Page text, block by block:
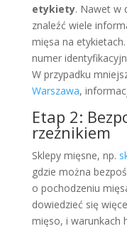
etykiety. Nawet w
znaleźć wiele
mięsa na
numer
W przypadku
Warszawa,
Etap 2:
rzeźnikiem
Sklepy mięsne, np.
gdzie można
o pochodzeniu
dowiedzieć się
mięso, i warunkach